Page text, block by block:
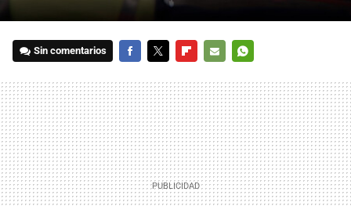
Sin comentarios
MAIL